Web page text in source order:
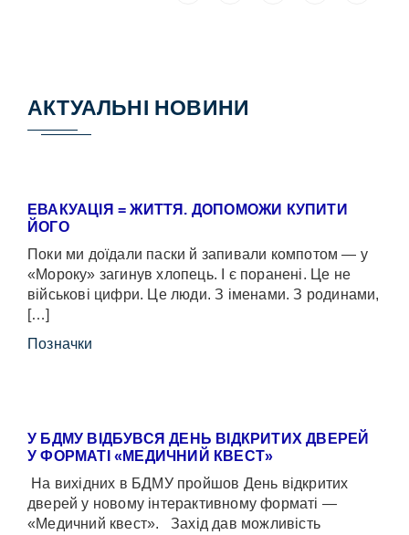
АКТУАЛЬНІ НОВИНИ
ЕВАКУАЦІЯ = ЖИТТЯ. ДОПОМОЖИ КУПИТИ
ЙОГО
Поки ми доїдали паски й запивали компотом — у
«Мороку» загинув хлопець. І є поранені. Це не
військові цифри. Це люди. З іменами. З родинами,
[…]
Позначки
У БДМУ ВІДБУВСЯ ДЕНЬ ВІДКРИТИХ ДВЕРЕЙ
У ФОРМАТІ «МЕДИЧНИЙ КВЕСТ»
На вихідних в БДМУ пройшов День відкритих
дверей у новому інтерактивному форматі —
«Медичний квест». Захід дав можливість